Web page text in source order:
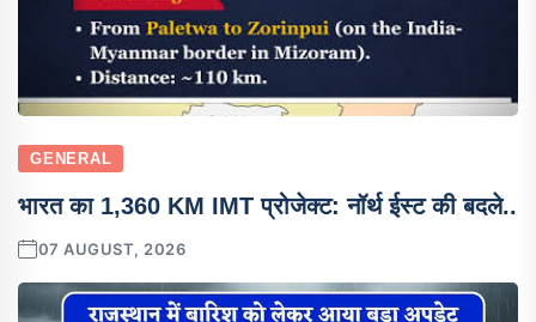
GENERAL
भारत का 1,360 KM IMT प्रोजेक्ट: नॉर्थ ईस्ट की बदले..
07 AUGUST, 2026